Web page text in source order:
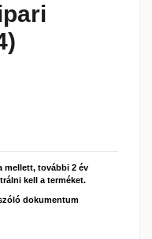
mellett, további 2 év
kell a terméket.
dokumentum